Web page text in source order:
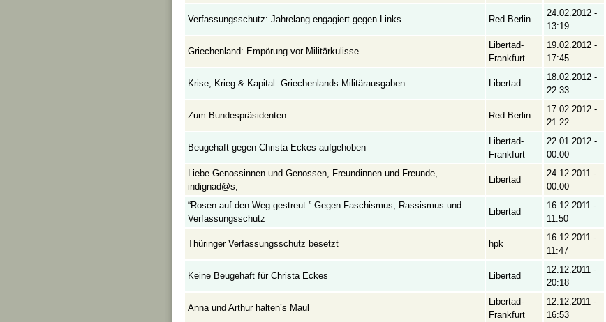
Verfassungsschutz: Jahrelang engagiert gegen Links Red.Berlin
24.02.2012 -
13:19
Griechenland: Empörung vor Militärkulisse
Libertad-
Frankfurt
19.02.2012 -
17:45
Krise, Krieg & Kapital: Griechenlands Militärausgaben Libertad
18.02.2012 -
22:33
Zum Bundespräsidenten Red.Berlin
17.02.2012 -
21:22
Beugehaft gegen Christa Eckes aufgehoben
Libertad-
Frankfurt
22.01.2012 -
00:00
Liebe Genossinnen und Genossen, Freundinnen und Freunde,
indignad@s,
Libertad
24.12.2011 -
00:00
“Rosen auf den Weg gestreut.” Gegen Faschismus, Rassismus und
Verfassungsschutz
Libertad
16.12.2011 -
11:50
Thüringer Verfassungsschutz besetzt hpk
16.12.2011 -
11:47
Keine Beugehaft für Christa Eckes Libertad
12.12.2011 -
20:18
Anna und Arthur halten’s Maul
Libertad-
Frankfurt
12.12.2011 -
16:53